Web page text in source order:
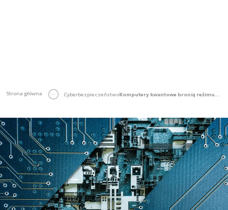
Strona główna Cyberbezpieczeństwo Komputery kwantowe bronią reżimu? "Obudzimy się za późno" [WIDEO]